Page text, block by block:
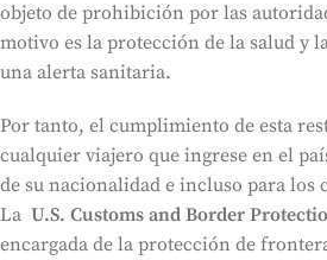
objeto de prohibición por las
motivo es la protección de la salud y
una alerta sanitaria.
Por tanto, el cumplimiento de esta
cualquier viajero que ingrese en el
de su nacionalidad e incluso para los
La U.S. Customs and Border
encargada de la protección de